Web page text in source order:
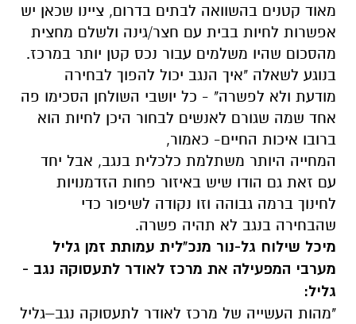
מאוד קטנים בהשוואה לבתים בדרום, ציינו שכאן יש
אפשרות לחיות בבית עם חצר/גינה ולשלם מחצית
מהסכום שהיו משלמים עבור נכס קטן יותר במרכז.
בנוגע לשאלה "איך הנגב יכול להפוך לבחירה
מודעת ולא לפשרה" - כל יושבי השולחן הסכימו פה
אחד שמה שגורם לאנשים לבחור היכן לחיות הוא
ברובו איכות החיים- כאמור,
המחייה היותר משתלמת כלכלית בנגב, אבל יחד
עם זאת גם הודו שיש באיזור פחות הזדמנויות
לחינוך ברמה גבוהה וזו נקודה לשיפור כדי
שהבחירה בנגב לא תהיה פשרה.
מיכל שילוח גל-נור מנכ"לית עמותת זמן גליל
מערבי המפעילה את מרכז לאודר לתעסוקה נגב -
גליל:
"מהות העשייה של מרכז לאודר לתעסוקה נגב–גליל